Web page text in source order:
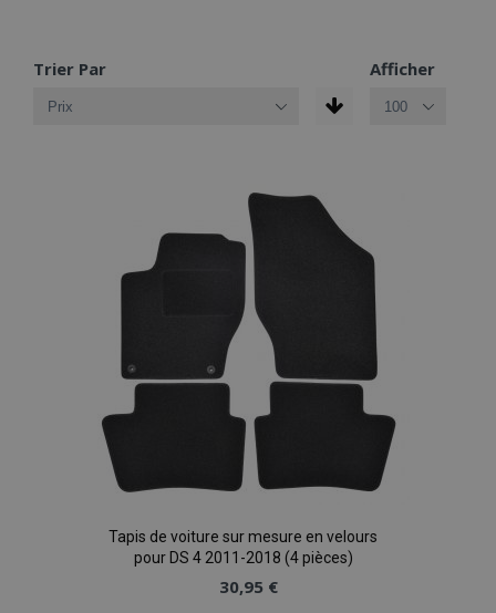
Trier Par Afficher
Tapis de voiture sur mesure en velours
pour DS 4 2011-2018 (4 pièces)
30,95 €